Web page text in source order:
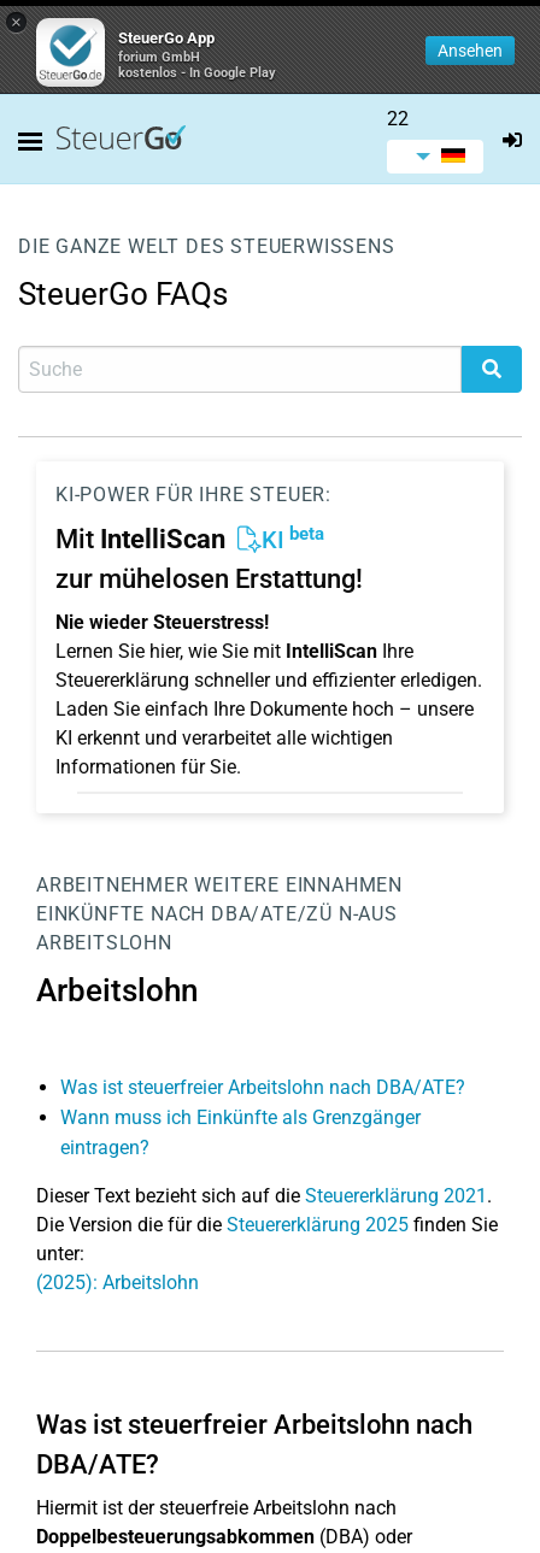
×
SteuerGo App
forium GmbH
kostenlos - In Google Play
Ansehen
22
DIE GANZE WELT DES STEUERWISSENS
SteuerGo FAQs
KI-POWER FÜR IHRE STEUER:
Mit IntelliScan KI beta
zur mühelosen Erstattung!
Nie wieder Steuerstress!
Lernen Sie hier, wie Sie mit IntelliScan Ihre
Steuererklärung schneller und effizienter erledigen.
Laden Sie einfach Ihre Dokumente hoch – unsere
KI erkennt und verarbeitet alle wichtigen
Informationen für Sie.
ARBEITNEHMER WEITERE EINNAHMEN
EINKÜNFTE NACH DBA/ATE/ZÜ N-AUS
ARBEITSLOHN
Arbeitslohn
Was ist steuerfreier Arbeitslohn nach DBA/ATE?
Wann muss ich Einkünfte als Grenzgänger
eintragen?
Dieser Text bezieht sich auf die Steuererklärung 2021 .
Die Version die für die Steuererklärung 2025 finden Sie
unter:
(2025): Arbeitslohn
Was ist steuerfreier Arbeitslohn nach
DBA/ATE?
Hiermit ist der steuerfreie Arbeitslohn nach
Doppelbesteuerungsabkommen (DBA) oder